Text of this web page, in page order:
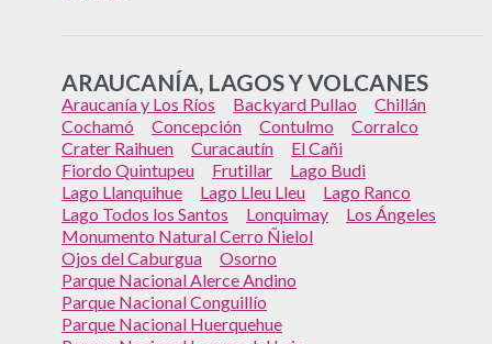
ARAUCANÍA, LAGOS Y VOLCANES
Araucanía y Los Ríos Backyard Pullao
Chillán
Cochamó
Concepción Contulmo
Corralco
Crater Raihuen
Curacautín
El Cañi
Fiordo Quintupeu
Frutillar
Lago Budi
Lago Llanquihue
Lago Lleu Lleu
Lago Ranco
Lago Todos los Santos
Lonquimay
Los Ángeles
Monumento Natural Cerro Ñielol
Ojos del Caburgua
Osorno
Parque Nacional Alerce Andino
Parque Nacional Conguillío
Parque Nacional Huerquehue